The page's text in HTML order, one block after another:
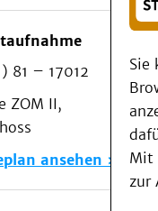
oder
Wählen Sie ein
81 – 17012
ZOM II,
ansehen
Sie
Mit
zur
Patienten &
Kliniken/
Als Patient
Beratung
Notfall
Forschung &